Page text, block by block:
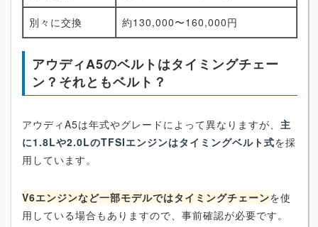
別々に交換 約130,000〜160,000円
アウディA5のベルトはタイミングチェー
ン？それともベルト？
アウディA5は年式やグレードによって異なりますが、 主
に1.8Lや2.0LのTFSIエンジンはタイミングベルト式を採
用しています。
V6エンジンなど一部モデルではタイミングチェーンを使
用している場合もありますので、事前確認が必要です。